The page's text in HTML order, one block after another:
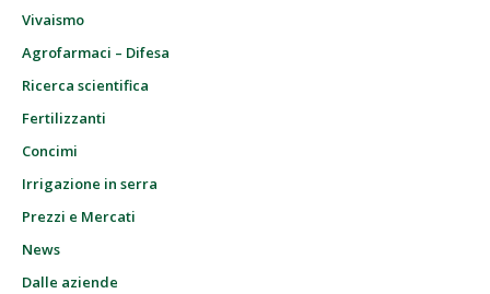
Vivaismo
Agrofarmaci – Difesa
Ricerca scientifica
Fertilizzanti
Concimi
Irrigazione in serra
Prezzi e Mercati
News
Dalle aziende